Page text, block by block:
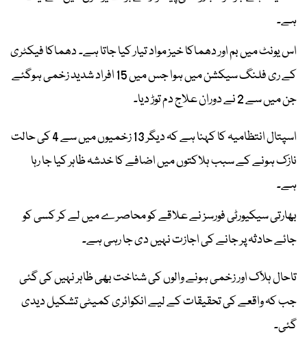
ہے۔
اس یونٹ میں بم اور دھماکا خیز مواد تیار کیا جاتا ہے۔ دھماکا فیکٹری
کے ری فلنگ سیکشن میں ہوا جس میں 15 افراد شدید زخمی ہوگئے
جن میں سے 2 نے دوران علاج دم توڑ دیا۔
اسپتال انتظامیہ کا کہنا ہے کہ دیگر 13 زخمیوں میں سے 4 کی حالت
نازک ہونے کے سبب ہلاکتوں میں اضافے کا خدشہ ظاہر کیا جا رہا
ہے۔
بھارتی سیکیورٹی فورسز نے علاقے کو محاصرے میں لے کر کسی کو
جائے حادثہ پر جانے کی اجازت نہیں دی جا رہی ہے۔
تاحال ہلاک اور زخمی ہونے والوں کی شناخت بھی ظاہر نہیں کی گئی
جب کہ واقعے کی تحقیقات کے لیے انکوائری کمیٹی تشکیل دیدی
گئی۔